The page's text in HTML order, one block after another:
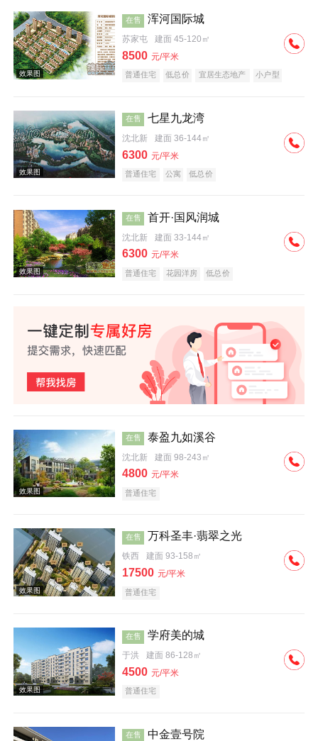
效果图
效果图
效果图
在售 浑河国际城
苏家屯 建面 45-120㎡
8500 元/平米
普通住宅 低总价 宜居生态地产 小户型
效果图
在售 七星九龙湾
沈北新 建面 36-144㎡
6300 元/平米
普通住宅 公寓 低总价
在售 首开·国风润城
沈北新 建面 33-144㎡
6300 元/平米
普通住宅 花园洋房 低总价
在售 泰盈九如溪谷
沈北新 建面 98-243㎡
4800 元/平米
普通住宅
在售 万科圣丰·翡翠之光
铁西 建面 93-158㎡
17500 元/平米
普通住宅
在售 学府美的城
于洪 建面 86-128㎡
4500 元/平米
普通住宅
在售 中金壹号院